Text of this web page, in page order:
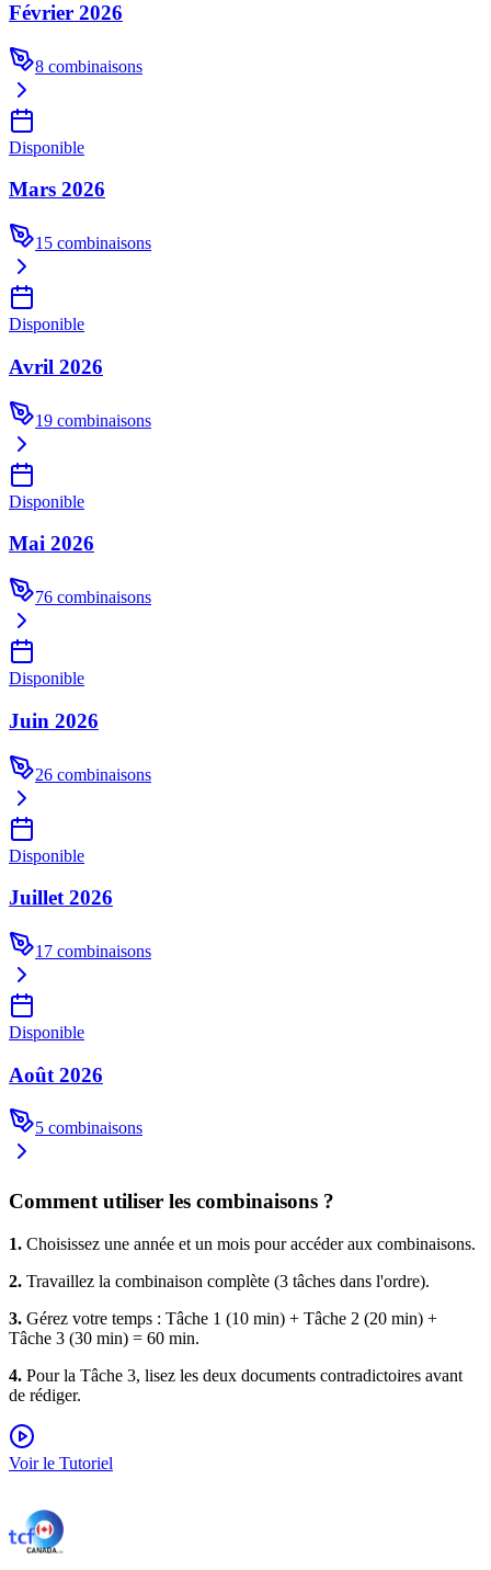
Février 2026
8 combinaisons
Disponible
Mars 2026
15 combinaisons
Disponible
Avril 2026
19 combinaisons
Disponible
Mai 2026
76 combinaisons
Disponible
Juin 2026
26 combinaisons
Disponible
Juillet 2026
17 combinaisons
Disponible
Août 2026
5 combinaisons
Comment utiliser les combinaisons ?
1. Choisissez une année et un mois pour accéder aux combinaisons.
2. Travaillez la combinaison complète (3 tâches dans l'ordre).
3. Gérez votre temps : Tâche 1 (10 min) + Tâche 2 (20 min) +
Tâche 3 (30 min) = 60 min.
4. Pour la Tâche 3, lisez les deux documents contradictoires avant
de rédiger.
Voir le Tutoriel